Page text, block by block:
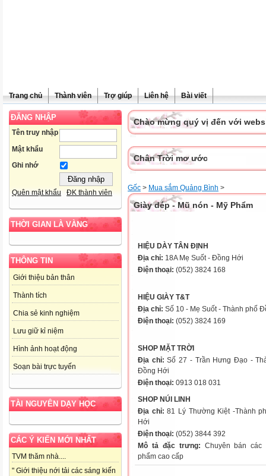
Trang chủ Thành viên Trợ giúp Liên hệ Bài viết
ĐĂNG NHẬP
Tên truy nhập
Mật khẩu
Ghi nhớ
Quên mật khẩu ĐK thành viên
THỜI GIAN LÀ VÀNG
THÔNG TIN
Giới thiệu bản thân
Thành tích
Chia sẻ kinh nghiệm
Lưu giữ kỉ niệm
Hình ảnh hoạt động
Soạn bài trực tuyến
TÀI NGUYÊN DẠY HỌC
CÁC Ý KIẾN MỚI NHẤT
TVM thăm nhà....
" Giới thiệu nới tải các sáng kiến
Chào mừng quý vị đến với
Chân Trời mơ ước
Gốc > Mua sắm Quảng Bình >
Giày dép - Mũ nón - Mỹ Phẩm
HIỆU DÀY TÂN ĐỊNH
Địa chỉ: 18A Mẹ Suốt - Đồng Hới
Điện thoại: (052) 3824 168
HIỆU GIÀY T&T
Địa chỉ: Số 10 - Mẹ Suốt - Thành phố
Điện thoại: (052) 3824 169
SHOP MẶT TRỜI
Địa chỉ: Số 27 - Trần Hưng Đạo -
Đồng Hới
Điện thoại: 0913 018 031
SHOP NÚI LINH
Địa chỉ: 81 Lý Th­ường Kiệt -Thành
Hới
Điện thoại: (052) 3844 392
Mô tả đặc trưng: Chuyên bán các
phẩm cao cấp